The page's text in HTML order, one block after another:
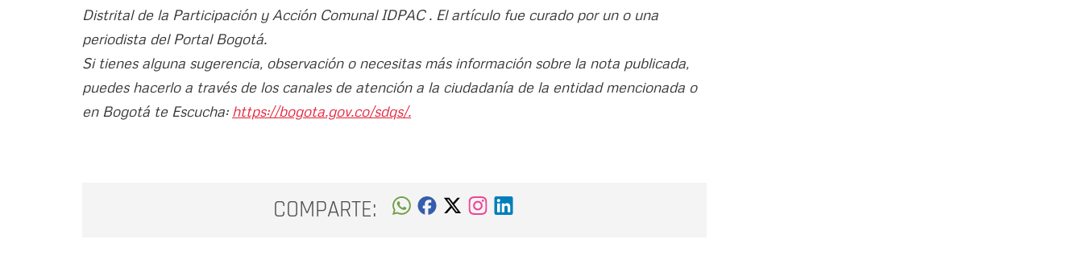
Distrital de la Participación y Acción Comunal IDPAC . El artículo fue curado por un o una
periodista del Portal Bogotá.
Si tienes alguna sugerencia, observación o necesitas más información sobre la nota publicada,
puedes hacerlo a través de los canales de atención a la ciudadanía de la entidad mencionada o
en Bogotá te Escucha: https://bogota.gov.co/sdqs/.
COMPARTE: